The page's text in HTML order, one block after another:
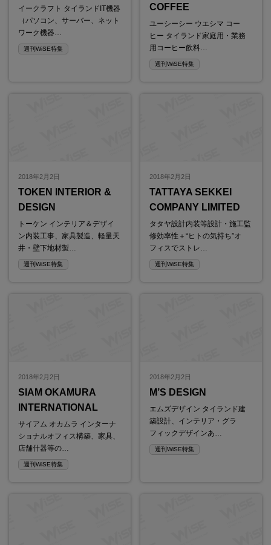
イークラフト タイランドIT機器
（パソコン、サーバー、ネット
ワーク機器…
週刊WiSE特集
COFFEE
ユーシーシー ウエシマ コー
ヒー タイランド家庭用・業務
用コーヒー飲料…
週刊WiSE特集
2018年2月2日
TOKEN INTERIOR &
DESIGN
トーケン インテリア＆デザイ
ン内装工事、家具製造、軽量天
井・壁下地材製…
週刊WiSE特集
2018年2月2日
TATTAYA SEKKEI
COMPANY LIMITED
タタヤ設計内装等設計・施工監
修効率性＋“ヒトの気持ち”オ
フィスでストレ…
週刊WiSE特集
2018年2月2日
SIAM OKAMURA
INTERNATIONAL
サイアム オカムラ インターナ
ショナルオフィス構築、家具、
店舗什器等の…
週刊WiSE特集
2018年2月2日
M’S DESIGN
エムズデザイン タイランド建
築設計、インテリア・グラ
フィックデザインあ…
週刊WiSE特集